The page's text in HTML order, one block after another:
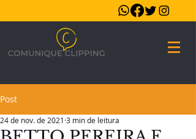
Post
24 de nov. de 2021 3 min de leitura